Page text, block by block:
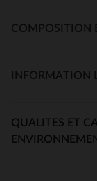
COMPOSITION
INFORMATION
QUALITES ET